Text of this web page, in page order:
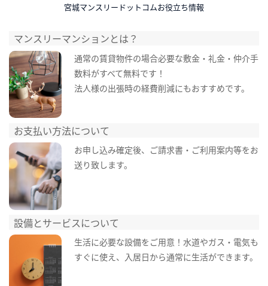
宮城マンスリードットコムお役立ち情報
マンスリーマンションとは？
通常の賃貸物件の場合必要な敷金・礼金・仲介手
数料がすべて無料です！
法人様の出張時の経費削減にもおすすめです。
お支払い方法について
お申し込み確定後、ご請求書・ご利用案内等をお
送り致します。
設備とサービスについて
生活に必要な設備をご用意！水道やガス・電気も
すぐに使え、入居日から通常に生活ができます。